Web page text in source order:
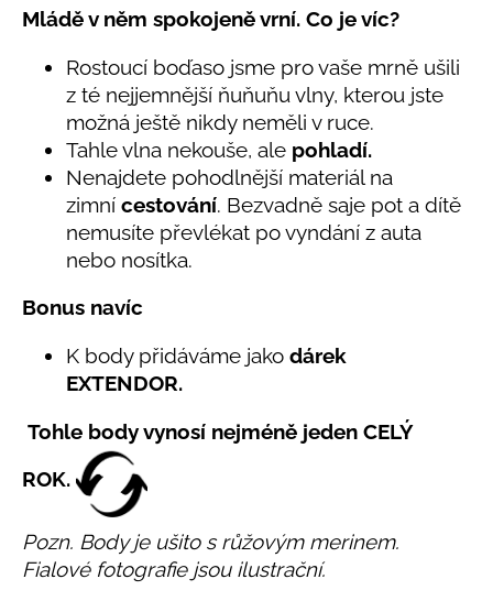
5,0
z
hvězdiček.
Mládě v něm spokojeně vrní. Co je víc?
Rostoucí boďaso jsme pro vaše mrně ušili
z té nejjemnější ňuňuňu vlny, kterou jste
možná ještě nikdy neměli v ruce.
Tahle vlna nekouše, ale pohladí.
Nenajdete pohodlnější materiál na
zimní cestování. Bezvadně saje pot a dítě
nemusíte převlékat po vyndání z auta
nebo nosítka.
Bonus navíc
K body přidáváme jako dárek
EXTENDOR.
Tohle body vynosí nejméně jeden CELÝ
ROK.
Pozn. Body je ušito s růžovým merinem.
Fialové fotografie jsou ilustrační.
u
LETNÍ
RYCHLESCHNOUCÍ
KALHOTY
ŽLUTÉ